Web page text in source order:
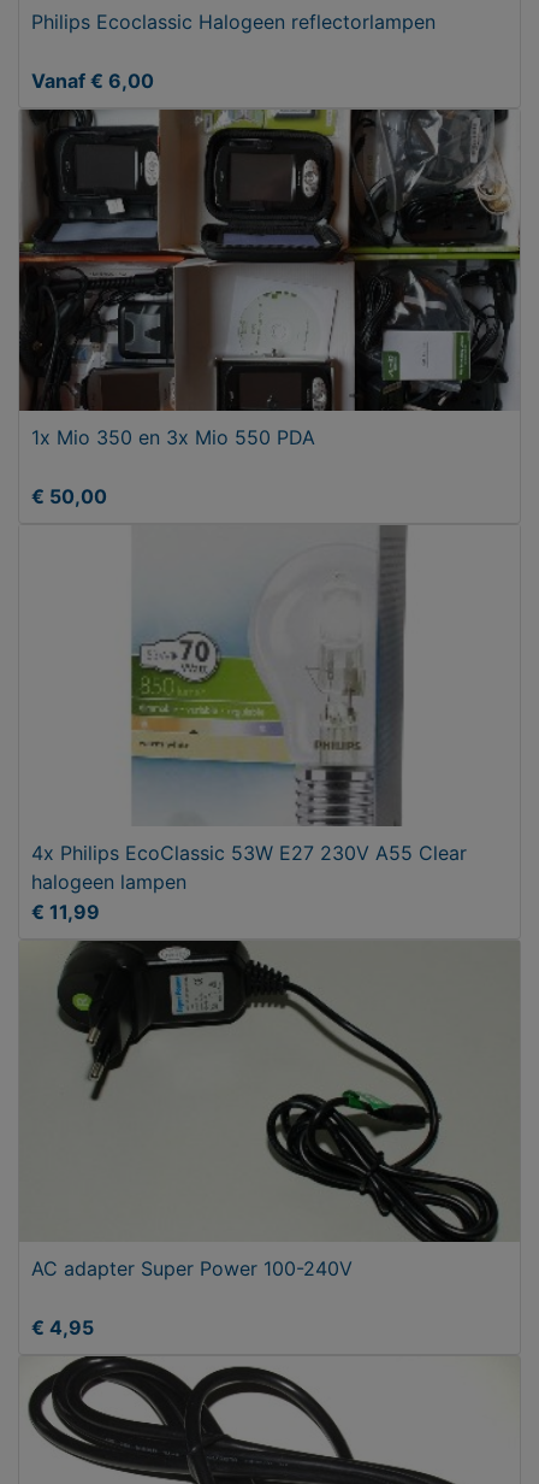
Philips Ecoclassic Halogeen reflectorlampen
Vanaf € 6,00
1x Mio 350 en 3x Mio 550 PDA
€ 50,00
4x Philips EcoClassic 53W E27 230V A55 Clear
halogeen lampen
€ 11,99
AC adapter Super Power 100-240V
€ 4,95